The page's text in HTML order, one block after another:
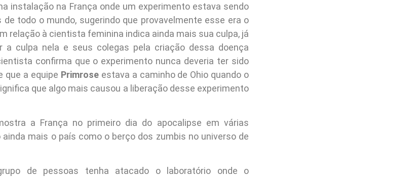
instalação na França onde um experimento estava sendo
todo o mundo, sugerindo que provavelmente esse era o
relação à cientista feminina indica ainda mais sua culpa, já
a culpa nela e seus colegas pela criação dessa doença
confirma que o experimento nunca deveria ter sido
que a equipe Primroseestava a caminho de Ohio quando o
que algo mais causou a liberação desse experimento
a França no primeiro dia do apocalipse em várias
mais o país como o berço dos zumbis no universo de
de pessoas tenha atacado o laboratório onde o